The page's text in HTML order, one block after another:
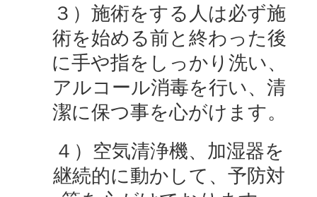
３）施術をする人は必ず施
術を始める前と終わった後
に手や指をしっかり洗い、
アルコール消毒を行い、清
潔に保つ事を心がけます。
４）空気清浄機、加湿器を
継続的に動かして、予防対